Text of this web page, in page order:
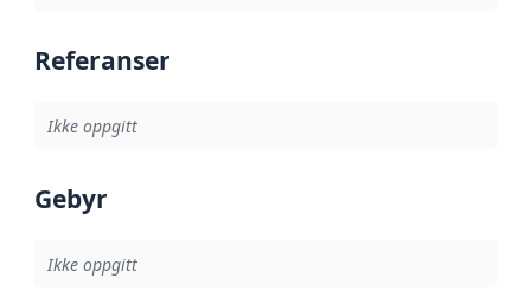
Referanser
Ikke oppgitt
Gebyr
Ikke oppgitt